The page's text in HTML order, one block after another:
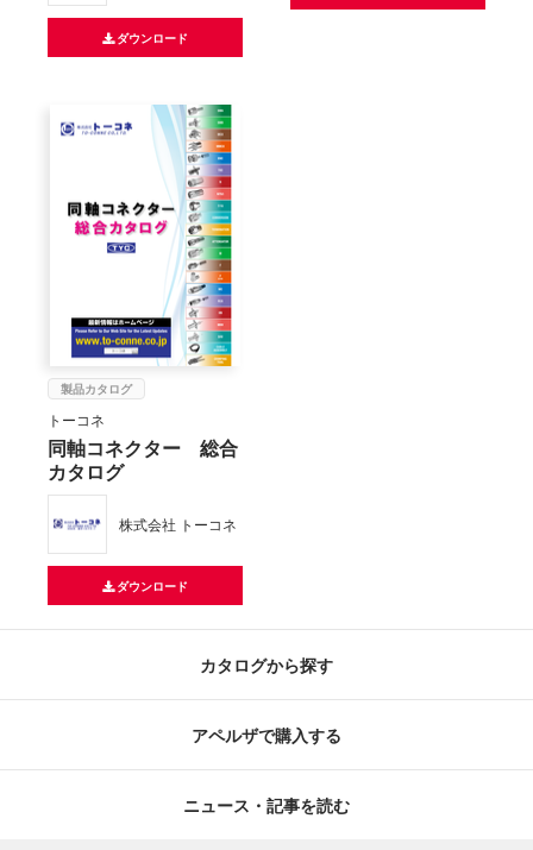
ダウンロード
製品カタログ
トーコネ
同軸コネクター 総合
カタログ
株式会社 トーコネ
ダウンロード
カタログから探す
アペルザで購入する
ニュース・記事を読む